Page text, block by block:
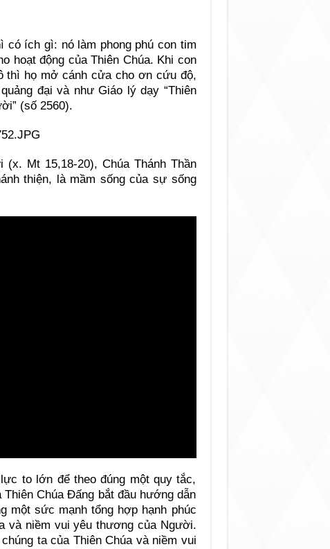
có ích gì: nó làm phong phú con tim
hoạt động của Thiên Chúa. Khi con
thì họ mở cánh cửa cho ơn cứu độ,
đại và như Giáo lý dạy “Thiên
(số 2560).
Mt 15,18-20), Chúa Thánh Thần
thiện, là mầm sống của sự sống
to lớn để theo đúng một quy tắc,
Chúa Đấng bắt đầu hướng dẫn
một sức mạnh tổng hợp hạnh phúc
và niềm vui yêu thương của Người.
ta của Thiên Chúa và niềm vui